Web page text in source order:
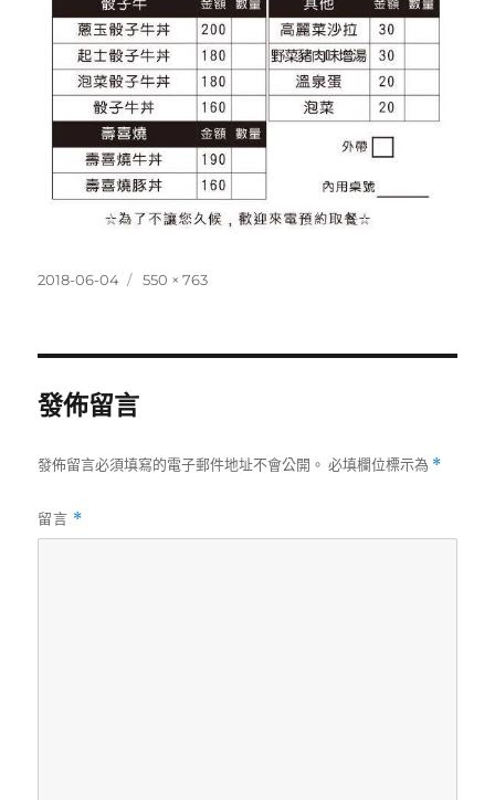
發
2018-06-04
完
550 × 763
發佈留言
發佈留言必須填寫的電子郵件地址不會公開。 必填欄位標示為 *
留言 *